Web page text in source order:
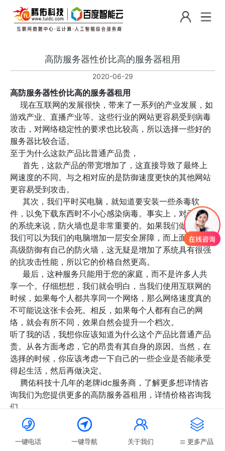
高防服务器性价比高的服务器租用
2020-06-29
高防服务器性价比高的服务器租用
现在互联网的发展很快，带来了一系列的产业发展，如
游戏产业、直播产业等。这些行业的网站更容易受到病毒
攻击，对网络稳定性的要求也比较高，所以选择一些好的
服务器比较合适。
至于为什么这款产品比普通产品贵，
首先，这款产品的带宽增加了，这直接导致了最终上
网速度的不同。与之相对应的是防御速度更快的其他网站
更容易受到攻击。
其次，我们平时买电脑，就知道要安装一些杀毒软
件，以免下载东西时不小心感染病毒。事实上，对于我们
的系统来说，防火墙也是非常重要的。如果我们做得好，
我们可以为我们的电脑增加一层安全屏障，而上面提到的
高级防御有自己的防火墙，这无疑是增加了系统具有很强
的抗攻击性能，所以它的价格自然更高。
最后，这种服务只能用于您的家庭，而不是许多人共
享一个。仔细想想，我们就会明白，当我们使用互联网的
时候，如果每个人都共享同一个网络，那么网络速度真的
不可能说这张卡会死。相反，如果每个人都有自己的网
络，就会有所不同，效果自然会提升一个档次。
听了我的话，我想你应该知道为什么这个产品比普通产品
贵。从各方面考虑，它的昂贵有其自身的原因。当然，在
选择的时候，你应该考虑一下自己的一些企业是否能承受
得起生活，然后再做决定。
腾佑科技十几年的老牌idc服务商，了解更多想详情咨
询我们为您提供更多的高防服务器租用，详情价格咨询我
们。
上一篇：
什么是服务器负载平衡，租用多少钱？
下一篇：选择租用云服务器都应该注意那些事项

一键电话

一键导航

关于我们

更多产品